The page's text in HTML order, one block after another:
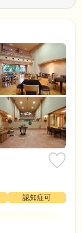
認知症可